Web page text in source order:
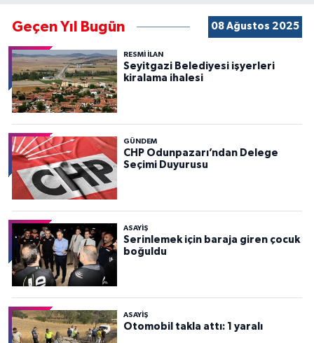
Geçen Yıl Bugün 08 Ağustos 2025
RESMİ İLAN
Seyitgazi Belediyesi işyerleri
kiralama ihalesi
GÜNDEM
CHP Odunpazarı’ndan Delege
Seçimi Duyurusu
ASAYİŞ
Serinlemek için baraja giren çocuk
boğuldu
ASAYİŞ
Otomobil takla attı: 1 yaralı